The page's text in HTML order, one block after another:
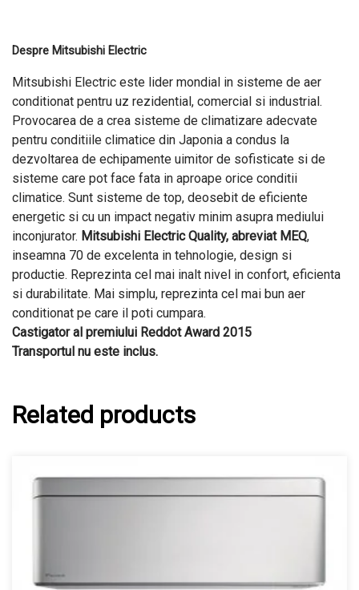
Despre Mitsubishi Electric
Mitsubishi Electric este lider mondial in sisteme de aer
conditionat pentru uz rezidential, comercial si industrial.
Provocarea de a crea sisteme de climatizare adecvate
pentru conditiile climatice din Japonia a condus la
dezvoltarea de echipamente uimitor de sofisticate si de
sisteme care pot face fata in aproape orice conditii
climatice. Sunt sisteme de top, deosebit de eficiente
energetic si cu un impact negativ minim asupra mediului
inconjurator. Mitsubishi Electric Quality, abreviat MEQ,
inseamna 70 de excelenta in tehnologie, design si
productie. Reprezinta cel mai inalt nivel in confort, eficienta
si durabilitate. Mai simplu, reprezinta cel mai bun aer
conditionat pe care il poti cumpara.
Castigator al premiului Reddot Award 2015
Transportul nu este inclus.
Related products